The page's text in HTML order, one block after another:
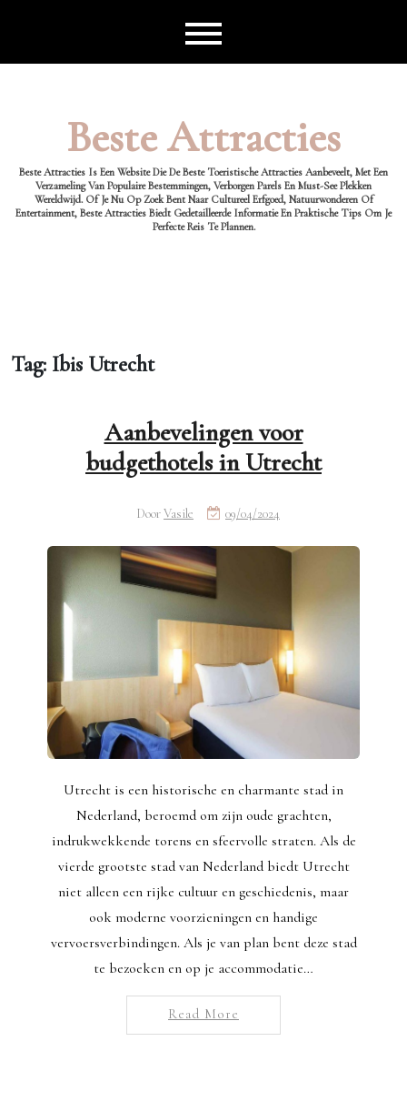
Beste Attracties
Beste Attracties Is Een Website Die De Beste Toeristische Attracties Aanbeveelt, Met Een
Verzameling Van Populaire Bestemmingen, Verborgen Parels En Must-See Plekken
Wereldwijd. Of Je Nu Op Zoek Bent Naar Cultureel Erfgoed, Natuurwonderen Of
Entertainment, Beste Attracties Biedt Gedetailleerde Informatie En Praktische Tips Om Je
Perfecte Reis Te Plannen.
Tag: Ibis Utrecht
Aanbevelingen voor
budgethotels in Utrecht
DoorVasile 09/04/2024
Utrecht is een historische en charmante stad in
Nederland, beroemd om zijn oude grachten,
indrukwekkende torens en sfeervolle straten. Als de
vierde grootste stad van Nederland biedt Utrecht
niet alleen een rijke cultuur en geschiedenis, maar
ook moderne voorzieningen en handige
vervoersverbindingen. Als je van plan bent deze stad
te bezoeken en op je accommodatie…
Read More